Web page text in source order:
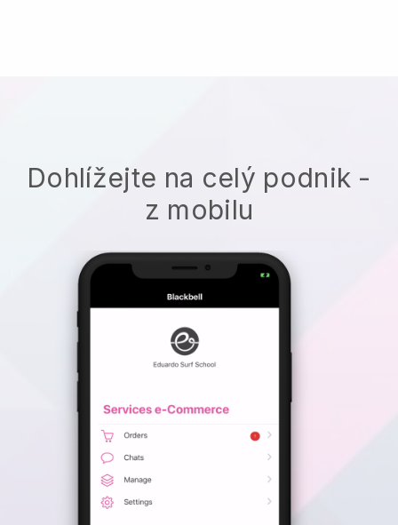
Dohlížejte na celý podnik -
z mobilu